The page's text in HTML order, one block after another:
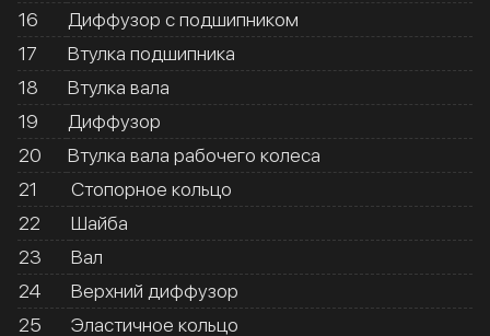
16
Диффузор с подшипником
17
Втулка подшипника
18
Втулка вала
19
Диффузор
20
Втулка вала рабочего колеса
21
Стопорное кольцо
22
Шайба
23
Вал
24
Верхний диффузор
25
Эластичное кольцо